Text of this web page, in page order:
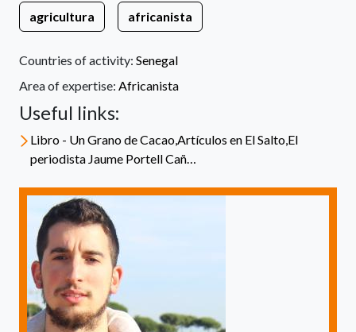
agricultura africanista
Countries of activity: Senegal
Area of expertise: Africanista
Useful links:
Libro - Un Grano de Cacao,Artículos en El Salto,El
periodista Jaume Portell Cañ…